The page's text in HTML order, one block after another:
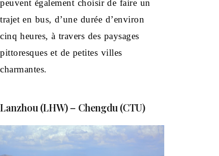
peuvent également choisir de faire un
trajet en bus, d’une durée d’environ
cinq heures, à travers des paysages
pittoresques et de petites villes
charmantes.
Lanzhou (LHW) – Chengdu (CTU)